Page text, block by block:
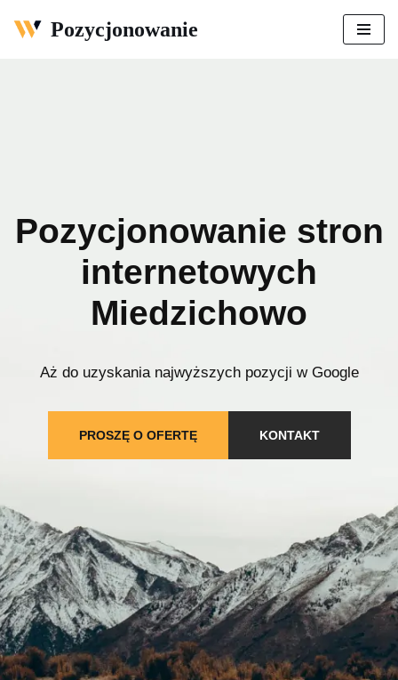
Pozycjonowanie
Pozycjonowanie stron
internetowych
Miedzichowo
Aż do uzyskania najwyższych pozycji w Google
PROSZĘ O OFERTĘ KONTAKT